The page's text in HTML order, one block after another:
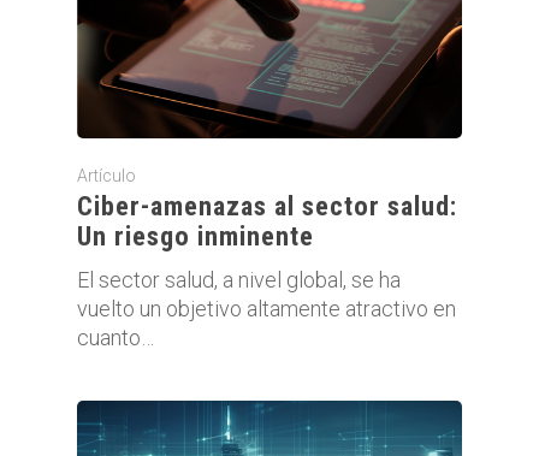
Artículo
Ciber-amenazas al sector salud:
Un riesgo inminente
El sector salud, a nivel global, se ha
vuelto un objetivo altamente atractivo en
cuanto…